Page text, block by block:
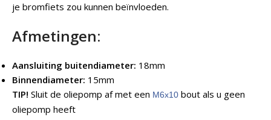
je bromfiets zou kunnen beïnvloeden.
Afmetingen:
Aansluiting buitendiameter: 18mm
Binnendiameter: 15mm
TIP! Sluit de oliepomp af met een M6x10 bout als u geen
oliepomp heeft